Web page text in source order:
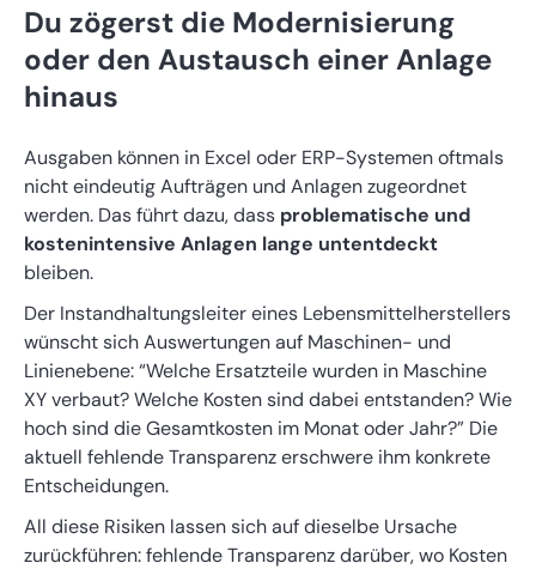
Du zögerst die Modernisierung
oder den Austausch einer Anlage
hinaus
Ausgaben können in Excel oder ERP-Systemen oftmals
nicht eindeutig Aufträgen und Anlagen zugeordnet
werden. Das führt dazu, dass problematische und
kostenintensive Anlagen lange untentdeckt
bleiben.
Der Instandhaltungsleiter eines Lebensmittelherstellers
wünscht sich Auswertungen auf Maschinen- und
Linienebene: “Welche Ersatzteile wurden in Maschine
XY verbaut? Welche Kosten sind dabei entstanden? Wie
hoch sind die Gesamtkosten im Monat oder Jahr?” Die
aktuell fehlende Transparenz erschwere ihm konkrete
Entscheidungen.
All diese Risiken lassen sich auf dieselbe Ursache
zurückführen: fehlende Transparenz darüber, wo Kosten